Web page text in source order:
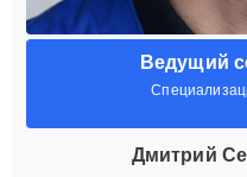
Ведущий
Дмитрий